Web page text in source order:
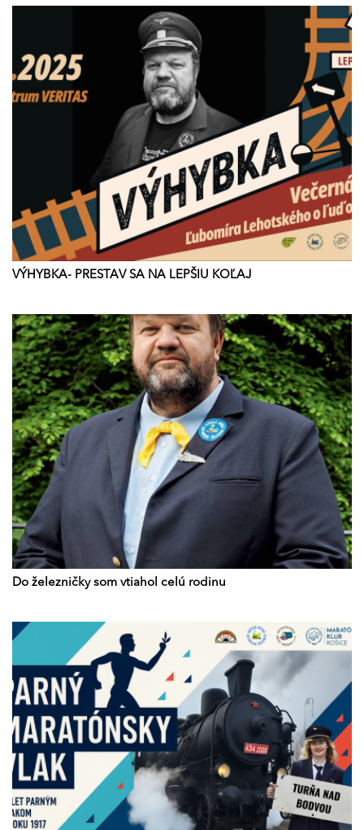
VÝHYBKA- PRESTAV SA NA LEPŠIU KOĽAJ
Do železničky som vtiahol celú rodinu